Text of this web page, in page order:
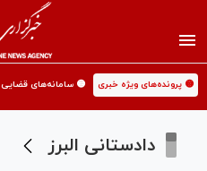
🟡 پرونده‌های ویژه خبری 🟡 سامانه‌های قضایی
دادستانی البرز